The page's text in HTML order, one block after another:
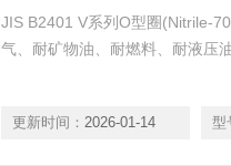
JIS B2401 V系列O型圈(Nitrile-
气、耐矿物油、耐燃料、耐液压
更新时间： 2026-01-14 型